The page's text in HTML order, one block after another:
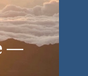
—